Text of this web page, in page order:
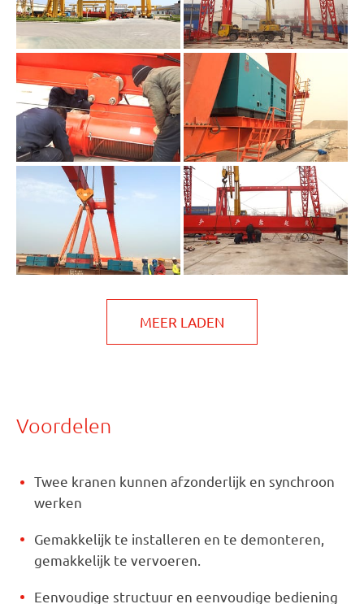
MEER LADEN
Voordelen
Twee kranen kunnen afzonderlijk en synchroon
werken
Gemakkelijk te installeren en te demonteren,
gemakkelijk te vervoeren.
Eenvoudige structuur en eenvoudige bediening